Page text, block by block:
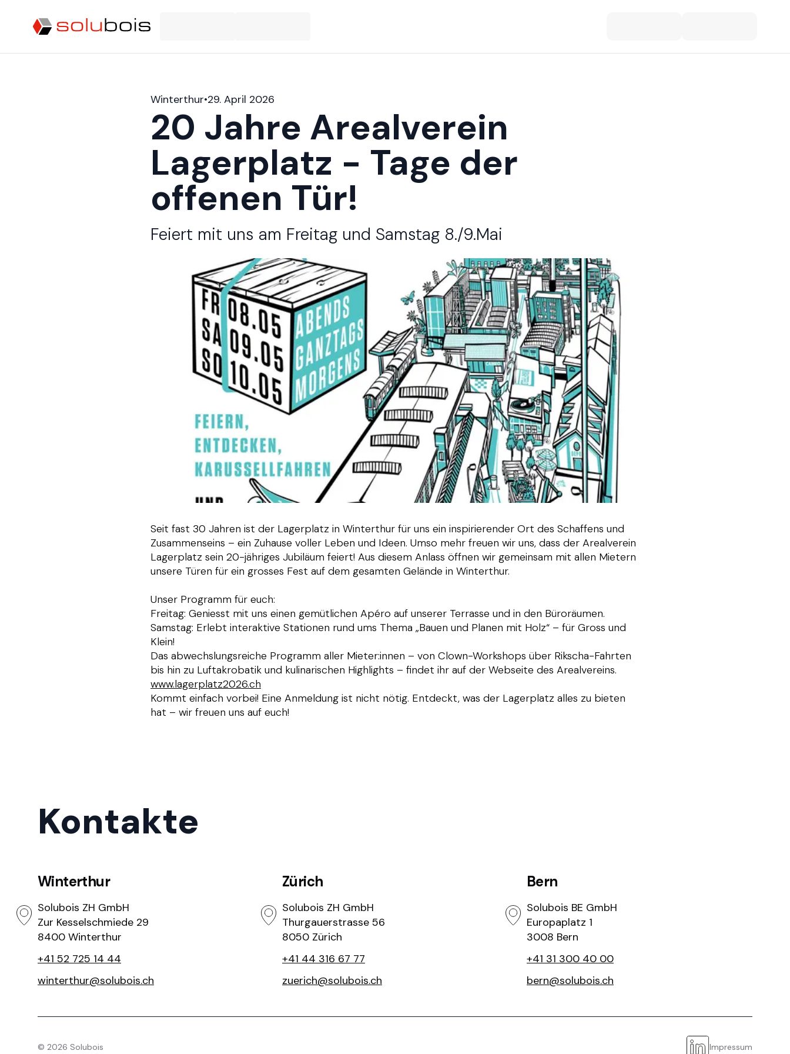
Winterthur​​​​‌ ‍ ​‍​‍‌‍ ‌ ​‍‌‍‍‌‌‍‌ ‌‍‍‌‌‍ ‍​‍​‍​ ‍‍​‍​‍‌ ​ ‌‍​‌‌‍ ‍‌‍‍‌‌ ‌​‌ ‍‌​‍ ‍‌‍‍‌‌‍ ​‍​‍​‍ ​​‍​‍‌‍‍​‌ ​‍‌‍‌‌‌‍‌‍​‍​‍​ ‍‍​‍​‍‌‍‍​‌ ‌​‌ ‌​‌ ​​​ ‍‍​‍ ​‍ ‌‍ ​‌‍ ‌‍​ ‌‍​‌‌‍ ​‌‍‍​‌‍ ‌ ​ ‌ ‌​​ ‍‍​ ​ ​ ​ ​ ​ ​ ​ ​‍ ‌‍‍‌‌‍ ‍‌ ‌​‌‍‌‌‌‍ ‍‌ ‌​​‍ ‌‍‌‌‌‍‌​‌‍‍‌‌ ‌​​‍ ‌‍ ‌‌‍ ‌‍‌​‌‍‌‌​ ‌‌ ​​‌ ​‍‌‍‌‌‌ ​ ‌‍‌‌‌‍ ‍‌ ‌​‌‍​‌‌ ‌​‌‍‍‌‌‍ ‌‍ ‍​ ‍ ‌‍‍‌‌‍‌​​ ‌​ ‍​‌‍‌‍​ ‌‍​ ​​​ ‌‍​ ‍​​ ​ ​ ​ ​‍ ‌‌‍‌‍​ ‌​​ ​‍​ ‍‌​‍ ‌​ ‌​‌‍‌‍​ ​‌​ ‌‍​‍ ‌‌‍​‍‌‍‌​​ ​‍‌‍​‌​‍ ‌​ ‌ ​ ‍​​ ​‌​ ‍​‌‍​‍​ ‌‌​ ‌​​ ​‍​ ‌​​ ​‍​ ‌​​ ‌‌​ ‍ ‌ ‌​‌ ‍‌‌ ​​‌‍‌‌​ ‌‌‍​ ‌‍ ‌‍ ‌‌ ​​‌‍​‌‌‍ ‍‌ ‍‌​ ‍ ‌ ​​‌‍​‌‌ ‌​‌‍‍​​ ‌‌‍ ​‌‍ ‌‍​ ‌‍​‌‌ ‌​‌‍‍‌‌‍ ‌‍ ‍‌ ​ ​‍‌‌​ ‌‌‌​​‍‌‌ ‌‍‍ ‌‍‌‌‌ ‍‌​‍‌‌​ ​ ‌​‌​​‍‌‌​ ​ ‌​‌​​‍‌‌​ ​‍​ ​‍‌‍‌​​ ‌‍‌‍​‌​ ‌​​ ​​‌‍​‌‌‍​‍​ ‌ ​ ​ ‌‍​‍​ ‌‌​ ‌‌​‍‌‌​ ​‍​ ​‍​‍‌‌​ ‌‌‌​‌​​‍ ‍‌‍ ‍‌‍​‌‌‍ ‌‌‍‌‌​ ‌‍​‍‌‍​‌‌ ​ ‌‍‌‌‌‌‌‌‌ ​‍‌‍ ​​ ‌‌‍‍​‌ ‌​‌ ‌​‌ ​​​‍‌‌​ ​ ‌​​‌​‍‌‌​ ​‍‌​‌‍​‍‌‌​ ​‍‌​‌‍‌‍ ​‌‍ ‌‍​ ‌‍​‌‌‍ ​‌‍‍​‌‍ ‌ ​ ‌ ‌​​‍‌‌​ ​ ‌​​‌​ ​ ​ ​ ​ ​ ​ ​ ​‍‌‍‌‍‍‌‌‍‌​​ ‌​ ‍​‌‍‌‍​ ‌‍​ ​​​ ‌‍​ ‍​​ ​ ​ ​ ​‍ ‌‌‍‌‍​ ‌​​ ​‍​ ‍‌​‍ ‌​ ‌​‌‍‌‍​ ​‌​ ‌‍​‍ ‌‌‍​‍‌‍‌​​ ​‍‌‍​‌​‍ ‌​ ‌ ​ ‍​​ ​‌​ ‍​‌‍​‍​ ‌‌​ ‌​​ ​‍​ ‌​​ ​‍​ ‌​​ ‌‌​‍‌‍‌ ‌​‌ ‍‌‌ ​​‌‍‌‌​ ‌‌‍​ ‌‍ ‌‍ ‌‌ ​​‌‍​‌‌‍ ‍‌ ‍‌​‍‌‍‌ ​​‌‍​‌‌ ‌​‌‍‍​​ ‌‌‍ ​‌‍ ‌‍​ ‌‍​‌‌ ‌​‌‍‍‌‌‍ ‌‍ ‍‌ ​ ​‍‌‌​ ‌‌‌​​‍‌‌ ‌‍‍ ‌‍‌‌‌ ‍‌​‍‌‌​ ​ ‌​‌​​‍‌‌​ ​ ‌​‌​​‍‌‌​ ​‍​ ​‍‌‍‌​​ ‌‍‌‍​‌​ ‌​​ ​​‌‍​‌‌‍​‍​ ‌ ​ ​ ‌‍​‍​ ‌‌​ ‌‌​‍‌‌​ ​‍​ ​‍​‍‌‌​ ‌‌‌​‌​​‍ ‍‌‍ ‍‌‍​‌‌‍ ‌‌‍‌‌​‍‌‍‌ ​​‌‍‌‌‌ ​‍‌ ​ ‌ ​​‌‍‌‌‌‍​ ‌ ‌​‌‍‍‌‌ ‌‍‌‍‌‌​ ‌‌ ​​‌ ‌‌‌‍​‍‌‍ ​‌‍‍‌‌ ​ ‌‍‍​‌‍‌‌‌‍‌​​‍​‍‌ ‌•29. April 2026
20 Jahre Arealverein
Lagerplatz - Tage der
offenen Tür!​​​​‌ ‍ ​‍​‍‌‍ ‌ ​‍‌‍‍‌‌‍‌ ‌‍‍‌‌‍ ‍​‍​‍​ ‍‍​‍​‍‌ ​ ‌‍​‌‌‍ ‍‌‍‍‌‌ ‌​‌ ‍‌​‍ ‍‌‍‍‌‌‍ ​‍​‍​‍ ​​‍​‍‌‍‍​‌ ​‍‌‍‌‌‌‍‌‍​‍​‍​ ‍‍​‍​‍‌‍‍​‌ ‌​‌ ‌​‌ ​​​ ‍‍​‍ ​‍ ‌‍ ​‌‍ ‌‍​ ‌‍​‌‌‍ ​‌‍‍​‌‍ ‌ ​ ‌ ‌​​ ‍‍​ ​ ​ ​ ​ ​ ​ ​ ​‍ ‌‍‍‌‌‍ ‍‌ ‌​‌‍‌‌‌‍ ‍‌ ‌​​‍ ‌‍‌‌‌‍‌​‌‍‍‌‌ ‌​​‍ ‌‍ ‌‌‍ ‌‍‌​‌‍‌‌​ ‌‌ ​​‌ ​‍‌‍‌‌‌ ​ ‌‍‌‌‌‍ ‍‌ ‌​‌‍​‌‌ ‌​‌‍‍‌‌‍ ‌‍ ‍​ ‍ ‌‍‍‌‌‍‌​​ ‌‌‍‌‍​ ​‍​ ​‍​ ​‌​ ‌​​ ‍‌​ ‌​‌‍​‍​‍ ‌‌‍‌‍‌‍‌‌​ ​ ‌‍​ ​‍ ‌​ ‌​​ ​​​ ‍‌​ ‍​​‍ ‌​ ‍‌​ ‌‍​ ​​​ ‍‌​‍ ‌​ ‌‌​ ​‍‌‍​‌​ ‌​‌‍​‌​ ‍‌‌‍​ ‌‍‌‍‌‍​ ‌‍‌‍​ ‌‌​ ​ ​ ‍ ‌ ‌​‌ ‍‌‌ ​​‌‍‌‌​ ‌‌‍ ‍‌‍‌‌‌ ‌ ‌ ​ ​ ‍ ‌ ​​‌‍​‌‌ ‌​‌‍‍​​ ‌‌ ‌​‌‍‍‌‌ ‌​‌‍ ​‌‍‌‌​‍‌‌​ ‌‌‌​​‍‌‌ ‌‍‍ ‌‍‌‌‌ ‍‌​‍‌‌​ ​ ‌​‌​​‍‌‌​ ​ ‌​‌​​‍‌‌​ ​‍​ ​‍‌‍‌​‌‍‌‌​‍‌‌​ ​‍​ ​‍​‍‌‌​ ‌‌‌​‌​​‍ ‍‌ ‌‍‌‍​‌‌‍ ​‌ ‌‌‌‍‌‌​ ‌‍​‍‌‍​‌‌ ​ ‌‍‌‌‌‌‌‌‌ ​‍‌‍ ​​ ‌‌‍‍​‌ ‌​‌ ‌​‌ ​​​‍‌‌​ ​ ‌​​‌​‍‌‌​ ​‍‌​‌‍​‍‌‌​ ​‍‌​‌‍‌‍ ​‌‍ ‌‍​ ‌‍​‌‌‍ ​‌‍‍​‌‍ ‌ ​ ‌ ‌​​‍‌‌​ ​ ‌​​‌​ ​ ​ ​ ​ ​ ​ ​ ​‍‌‍‌‍‍‌‌‍‌​​ ‌‌‍‌‍​ ​‍​ ​‍​ ​‌​ ‌​​ ‍‌​ ‌​‌‍​‍​‍ ‌‌‍‌‍‌‍‌‌​ ​ ‌‍​ ​‍ ‌​ ‌​​ ​​​ ‍‌​ ‍​​‍ ‌​ ‍‌​ ‌‍​ ​​​ ‍‌​‍ ‌​ ‌‌​ ​‍‌‍​‌​ ‌​‌‍​‌​ ‍‌‌‍​ ‌‍‌‍‌‍​ ‌‍‌‍​ ‌‌​ ​ ​‍‌‍‌ ‌​‌ ‍‌‌ ​​‌‍‌‌​ ‌‌‍ ‍‌‍‌‌‌ ‌ ‌ ​ ​‍‌‍‌ ​​‌‍​‌‌ ‌​‌‍‍​​ ‌‌ ‌​‌‍‍‌‌ ‌​‌‍ ​‌‍‌‌​‍‌‌​ ‌‌‌​​‍‌‌ ‌‍‍ ‌‍‌‌‌ ‍‌​‍‌‌​ ​ ‌​‌​​‍‌‌​ ​ ‌​‌​​‍‌‌​ ​‍​ ​‍‌‍‌​‌‍‌‌​‍‌‌​ ​‍​ ​‍​‍‌‌​ ‌‌‌​‌​​‍ ‍‌ ‌‍‌‍​‌‌‍ ​‌ ‌‌‌‍‌‌​‍‌‍‌ ​​‌‍‌‌‌ ​‍‌ ​ ‌ ​​‌‍‌‌‌‍​ ‌ ‌​‌‍‍‌‌ ‌‍‌‍‌‌​ ‌‌ ​​‌ ‌‌‌‍​‍‌‍ ​‌‍‍‌‌ ​ ‌‍‍​‌‍‌‌‌‍‌​​‍​‍‌ ‌
Feiert mit uns am Freitag und Samstag 8./9.Mai​​​​‌ ‍ ​‍​‍‌‍ ‌ ​‍‌‍‍‌‌‍‌ ‌‍‍‌‌‍ ‍​‍​‍​ ‍‍​‍​‍‌ ​ ‌‍​‌‌‍ ‍‌‍‍‌‌ ‌​‌ ‍‌​‍ ‍‌‍‍‌‌‍ ​‍​‍​‍ ​​‍​‍‌‍‍​‌ ​‍‌‍‌‌‌‍‌‍​‍​‍​ ‍‍​‍​‍‌‍‍​‌ ‌​‌ ‌​‌ ​​​ ‍‍​‍ ​‍ ‌‍ ​‌‍ ‌‍​ ‌‍​‌‌‍ ​‌‍‍​‌‍ ‌ ​ ‌ ‌​​ ‍‍​ ​ ​ ​ ​ ​ ​ ​ ​‍ ‌‍‍‌‌‍ ‍‌ ‌​‌‍‌‌‌‍ ‍‌ ‌​​‍ ‌‍‌‌‌‍‌​‌‍‍‌‌ ‌​​‍ ‌‍ ‌‌‍ ‌‍‌​‌‍‌‌​ ‌‌ ​​‌ ​‍‌‍‌‌‌ ​ ‌‍‌‌‌‍ ‍‌ ‌​‌‍​‌‌ ‌​‌‍‍‌‌‍ ‌‍ ‍​ ‍ ‌‍‍‌‌‍‌​​ ‌‌‍‌‍​ ​‍​ ​‍​ ​‌​ ‌​​ ‍‌​ ‌​‌‍​‍​‍ ‌‌‍‌‍‌‍‌‌​ ​ ‌‍​ ​‍ ‌​ ‌​​ ​​​ ‍‌​ ‍​​‍ ‌​ ‍‌​ ‌‍​ ​​​ ‍‌​‍ ‌​ ‌‌​ ​‍‌‍​‌​ ‌​‌‍​‌​ ‍‌‌‍​ ‌‍‌‍‌‍​ ‌‍‌‍​ ‌‌​ ​ ​ ‍ ‌ ‌​‌ ‍‌‌ ​​‌‍‌‌​ ‌‌‍ ‍‌‍‌‌‌ ‌ ‌ ​ ​ ‍ ‌ ​​‌‍​‌‌ ‌​‌‍‍​​ ‌‌‍‌​‌‍‌‌‌ ​ ‌‍​ ‌ ​‍‌‍‍‌‌ ​​‌ ‌​‌‍‍‌‌‍ ‌‍ ‍​‍‌‌​ ‌‌‌​​‍‌‌ ‌‍‍ ‌‍‌‌‌ ‍‌​‍‌‌​ ​ ‌​‌​​‍‌‌​ ​ ‌​‌​​‍‌‌​ ​‍​ ​‍‌‍‌​‌‍‌‌​‍‌‌​ ​‍​ ​‍​‍‌‌​ ‌‌‌​‌​​‍ ‍‌ ‌‍‌‍​‌‌‍ ​‌ ‌‌‌‍‌‌​ ‌‍​‍‌‍​‌‌ ​ ‌‍‌‌‌‌‌‌‌ ​‍‌‍ ​​ ‌‌‍‍​‌ ‌​‌ ‌​‌ ​​​‍‌‌​ ​ ‌​​‌​‍‌‌​ ​‍‌​‌‍​‍‌‌​ ​‍‌​‌‍‌‍ ​‌‍ ‌‍​ ‌‍​‌‌‍ ​‌‍‍​‌‍ ‌ ​ ‌ ‌​​‍‌‌​ ​ ‌​​‌​ ​ ​ ​ ​ ​ ​ ​ ​‍‌‍‌‍‍‌‌‍‌​​ ‌‌‍‌‍​ ​‍​ ​‍​ ​‌​ ‌​​ ‍‌​ ‌​‌‍​‍​‍ ‌‌‍‌‍‌‍‌‌​ ​ ‌‍​ ​‍ ‌​ ‌​​ ​​​ ‍‌​ ‍​​‍ ‌​ ‍‌​ ‌‍​ ​​​ ‍‌​‍ ‌​ ‌‌​ ​‍‌‍​‌​ ‌​‌‍​‌​ ‍‌‌‍​ ‌‍‌‍‌‍​ ‌‍‌‍​ ‌‌​ ​ ​‍‌‍‌ ‌​‌ ‍‌‌ ​​‌‍‌‌​ ‌‌‍ ‍‌‍‌‌‌ ‌ ‌ ​ ​‍‌‍‌ ​​‌‍​‌‌ ‌​‌‍‍​​ ‌‌‍‌​‌‍‌‌‌ ​ ‌‍​ ‌ ​‍‌‍‍‌‌ ​​‌ ‌​‌‍‍‌‌‍ ‌‍ ‍​‍‌‌​ ‌‌‌​​‍‌‌ ‌‍‍ ‌‍‌‌‌ ‍‌​‍‌‌​ ​ ‌​‌​​‍‌‌​ ​ ‌​‌​​‍‌‌​ ​‍​ ​‍‌‍‌​‌‍‌‌​‍‌‌​ ​‍​ ​‍​‍‌‌​ ‌‌‌​‌​​‍ ‍‌ ‌‍‌‍​‌‌‍ ​‌ ‌‌‌‍‌‌​‍‌‍‌ ​​‌‍‌‌‌ ​‍‌ ​ ‌ ​​‌‍‌‌‌‍​ ‌ ‌​‌‍‍‌‌ ‌‍‌‍‌‌​ ‌‌ ​​‌ ‌‌‌‍​‍‌‍ ​‌‍‍‌‌ ​ ‌‍‍​‌‍‌‌‌‍‌​​‍​‍‌ ‌
Seit fast 30 Jahren ist der Lagerplatz in Winterthur für uns ein inspirierender Ort des Schaffens und
Zusammenseins – ein Zuhause voller Leben und Ideen. Umso mehr freuen wir uns, dass der Arealverein
Lagerplatz sein 20-jähriges Jubiläum feiert! Aus diesem Anlass öffnen wir gemeinsam mit allen Mietern
unsere Türen für ein grosses Fest auf dem gesamten Gelände in Winterthur.​​​​‌ ‍ ​‍​‍‌‍ ‌ ​‍‌‍‍‌‌‍‌ ‌‍‍‌‌‍ ‍​‍​‍​ ‍‍​‍​‍‌ ​ ‌‍​‌‌‍ ‍‌‍‍‌‌ ‌​‌ ‍‌​‍ ‍‌‍‍‌‌‍ ​‍​‍​‍ ​​‍​‍‌‍‍​‌ ​‍‌‍‌‌‌‍‌‍​‍​‍​ ‍‍​‍​‍‌‍‍​‌ ‌​‌ ‌​‌ ​​​ ‍‍​‍ ​‍ ‌‍ ​‌‍ ‌‍​ ‌‍​‌‌‍ ​‌‍‍​‌‍ ‌ ​ ‌ ‌​​ ‍‍​ ​ ​ ​ ​ ​ ​ ​ ​‍ ‌‍‍‌‌‍ ‍‌ ‌​‌‍‌‌‌‍ ‍‌ ‌​​‍ ‌‍‌‌‌‍‌​‌‍‍‌‌ ‌​​‍ ‌‍ ‌‌‍ ‌‍‌​‌‍‌‌​ ‌‌ ​​‌ ​‍‌‍‌‌‌ ​ ‌‍‌‌‌‍ ‍‌ ‌​‌‍​‌‌ ‌​‌‍‍‌‌‍ ‌‍ ‍​ ‍ ‌‍‍‌‌‍‌​​ ‌‌‍‌‍​ ​‍​ ​‍​ ​‌​ ‌​​ ‍‌​ ‌​‌‍​‍​‍ ‌‌‍‌‍‌‍‌‌​ ​ ‌‍​ ​‍ ‌​ ‌​​ ​​​ ‍‌​ ‍​​‍ ‌​ ‍‌​ ‌‍​ ​​​ ‍‌​‍ ‌​ ‌‌​ ​‍‌‍​‌​ ‌​‌‍​‌​ ‍‌‌‍​ ‌‍‌‍‌‍​ ‌‍‌‍​ ‌‌​ ​ ​ ‍ ‌ ‌​‌ ‍‌‌ ​​‌‍‌‌​ ‌‌‍ ‍‌‍‌‌‌ ‌ ‌ ​ ​ ‍ ‌ ​​‌‍​‌‌ ‌​‌‍‍​​ ‌‌ ​‍‌‍‍‌‌‍​ ‌‍‍​‌‌‌​‌‍‌‌‌ ‍​‌ ‌​​‍‌‌​ ‌‌‌​​‍‌‌ ‌‍‍ ‌‍‌‌‌ ‍‌​‍‌‌​ ​ ‌​‌​​‍‌‌​ ​ ‌​‌​​‍‌‌​ ​‍​ ​‍‌‍‌​‌‍‌‌​‍‌‌​ ​‍​ ​‍​‍‌‌​ ‌‌‌​‌​​‍ ‍‌ ‌‍‌‍​‌‌‍ ​‌ ‌‌‌‍‌‌​‍‌‌​ ‌‌‌​​‍‌‌ ‌‍‍ ‌‍‌‌‌ ‍‌​‍‌‌​ ​ ‌​‌​​‍‌‌​ ​ ‌​‌​​‍‌‌​ ​‍​ ​‍​ ‌ ‌‍‌‍‌‍​ ​ ​‍​ ‍​‌‍​‌​ ‌​​ ‍​‌‍‌‍​ ‍​​ ‌‌​ ‌​​‍‌‌​ ​‍​ ​‍​‍‌‌​ ‌‌‌​‌​​‍ ‍‌‍​ ‌‍‍​‌‍‍‌‌‍ ​‌‍‌​‌ ​‍‌‍‌‌‌‍ ‍​‍‌‌​ ‌‌‌​​‍‌‌ ‌‍‍ ‌‍‌‌‌ ‍‌​‍‌‌​ ​ ‌​‌​​‍‌‌​ ​ ‌​‌​​‍‌‌​ ​‍​ ​‍​ ‌‌​ ‌‍​ ​ ‌‍‌‌​ ​​‌‍​ ‌‍‌‌‌‍‌​‌‍‌‍‌‍​ ‌‍‌​​ ​​​‍‌‌​ ​‍​ ​‍​‍‌‌​ ‌‌‌​‌​​‍ ‍‌ ‌​‌‍‌‌‌ ‍​‌ ‌​​ ‌‍​‍‌‍​‌‌ ​ ‌‍‌‌‌‌‌‌‌ ​‍‌‍ ​​ ‌‌‍‍​‌ ‌​‌ ‌​‌ ​​​‍‌‌​ ​ ‌​​‌​‍‌‌​ ​‍‌​‌‍​‍‌‌​ ​‍‌​‌‍‌‍ ​‌‍ ‌‍​ ‌‍​‌‌‍ ​‌‍‍​‌‍ ‌ ​ ‌ ‌​​‍‌‌​ ​ ‌​​‌​ ​ ​ ​ ​ ​ ​ ​ ​‍‌‍‌‍‍‌‌‍‌​​ ‌‌‍‌‍​ ​‍​ ​‍​ ​‌​ ‌​​ ‍‌​ ‌​‌‍​‍​‍ ‌‌‍‌‍‌‍‌‌​ ​ ‌‍​ ​‍ ‌​ ‌​​ ​​​ ‍‌​ ‍​​‍ ‌​ ‍‌​ ‌‍​ ​​​ ‍‌​‍ ‌​ ‌‌​ ​‍‌‍​‌​ ‌​‌‍​‌​ ‍‌‌‍​ ‌‍‌‍‌‍​ ‌‍‌‍​ ‌‌​ ​ ​‍‌‍‌ ‌​‌ ‍‌‌ ​​‌‍‌‌​ ‌‌‍ ‍‌‍‌‌‌ ‌ ‌ ​ ​‍‌‍‌ ​​‌‍​‌‌ ‌​‌‍‍​​ ‌‌ ​‍‌‍‍‌‌‍​ ‌‍‍​‌‌‌​‌‍‌‌‌ ‍​‌ ‌​​‍‌‌​ ‌‌‌​​‍‌‌ ‌‍‍ ‌‍‌‌‌ ‍‌​‍‌‌​ ​ ‌​‌​​‍‌‌​ ​ ‌​‌​​‍‌‌​ ​‍​ ​‍‌‍‌​‌‍‌‌​‍‌‌​ ​‍​ ​‍​‍‌‌​ ‌‌‌​‌​​‍ ‍‌ ‌‍‌‍​‌‌‍ ​‌ ‌‌‌‍‌‌​‍‌‌​ ‌‌‌​​‍‌‌ ‌‍‍ ‌‍‌‌‌ ‍‌​‍‌‌​ ​ ‌​‌​​‍‌‌​ ​ ‌​‌​​‍‌‌​ ​‍​ ​‍​ ‌ ‌‍‌‍‌‍​ ​ ​‍​ ‍​‌‍​‌​ ‌​​ ‍​‌‍‌‍​ ‍​​ ‌‌​ ‌​​‍‌‌​ ​‍​ ​‍​‍‌‌​ ‌‌‌​‌​​‍ ‍‌‍​ ‌‍‍​‌‍‍‌‌‍ ​‌‍‌​‌ ​‍‌‍‌‌‌‍ ‍​‍‌‌​ ‌‌‌​​‍‌‌ ‌‍‍ ‌‍‌‌‌ ‍‌​‍‌‌​ ​ ‌​‌​​‍‌‌​ ​ ‌​‌​​‍‌‌​ ​‍​ ​‍​ ‌‌​ ‌‍​ ​ ‌‍‌‌​ ​​‌‍​ ‌‍‌‌‌‍‌​‌‍‌‍‌‍​ ‌‍‌​​ ​​​‍‌‌​ ​‍​ ​‍​‍‌‌​ ‌‌‌​‌​​‍ ‍‌ ‌​‌‍‌‌‌ ‍​‌ ‌​​‍‌‍‌ ​​‌‍‌‌‌ ​‍‌ ​ ‌ ​​‌‍‌‌‌‍​ ‌ ‌​‌‍‍‌‌ ‌‍‌‍‌‌​ ‌‌ ​​‌ ‌‌‌‍​‍‌‍ ​‌‍‍‌‌ ​ ‌‍‍​‌‍‌‌‌‍‌​​‍​‍‌ ‌
Unser Programm für euch:​​​​‌ ‍ ​‍​‍‌‍ ‌ ​‍‌‍‍‌‌‍‌ ‌‍‍‌‌‍ ‍​‍​‍​ ‍‍​‍​‍‌ ​ ‌‍​‌‌‍ ‍‌‍‍‌‌ ‌​‌ ‍‌​‍ ‍‌‍‍‌‌‍ ​‍​‍​‍ ​​‍​‍‌‍‍​‌ ​‍‌‍‌‌‌‍‌‍​‍​‍​ ‍‍​‍​‍‌‍‍​‌ ‌​‌ ‌​‌ ​​​ ‍‍​‍ ​‍ ‌‍ ​‌‍ ‌‍​ ‌‍​‌‌‍ ​‌‍‍​‌‍ ‌ ​ ‌ ‌​​ ‍‍​ ​ ​ ​ ​ ​ ​ ​ ​‍ ‌‍‍‌‌‍ ‍‌ ‌​‌‍‌‌‌‍ ‍‌ ‌​​‍ ‌‍‌‌‌‍‌​‌‍‍‌‌ ‌​​‍ ‌‍ ‌‌‍ ‌‍‌​‌‍‌‌​ ‌‌ ​​‌ ​‍‌‍‌‌‌ ​ ‌‍‌‌‌‍ ‍‌ ‌​‌‍​‌‌ ‌​‌‍‍‌‌‍ ‌‍ ‍​ ‍ ‌‍‍‌‌‍‌​​ ‌‌‍‌‍​ ​‍​ ​‍​ ​‌​ ‌​​ ‍‌​ ‌​‌‍​‍​‍ ‌‌‍‌‍‌‍‌‌​ ​ ‌‍​ ​‍ ‌​ ‌​​ ​​​ ‍‌​ ‍​​‍ ‌​ ‍‌​ ‌‍​ ​​​ ‍‌​‍ ‌​ ‌‌​ ​‍‌‍​‌​ ‌​‌‍​‌​ ‍‌‌‍​ ‌‍‌‍‌‍​ ‌‍‌‍​ ‌‌​ ​ ​ ‍ ‌ ‌​‌ ‍‌‌ ​​‌‍‌‌​ ‌‌‍ ‍‌‍‌‌‌ ‌ ‌ ​ ​ ‍ ‌ ​​‌‍​‌‌ ‌​‌‍‍​​ ‌‌ ​‍‌‍‍‌‌‍​ ‌‍‍​‌‌‌​‌‍‌‌‌ ‍​‌ ‌​​‍‌‌​ ‌‌‌​​‍‌‌ ‌‍‍ ‌‍‌‌‌ ‍‌​‍‌‌​ ​ ‌​‌​​‍‌‌​ ​ ‌​‌​​‍‌‌​ ​‍​ ​‍‌‍‌​‌‍‌‌​‍‌‌​ ​‍​ ​‍​‍‌‌​ ‌‌‌​‌​​‍ ‍‌ ‌‍‌‍​‌‌‍ ​‌ ‌‌‌‍‌‌​‍‌‌​ ‌‌‌​​‍‌‌ ‌‍‍ ‌‍‌‌‌ ‍‌​‍‌‌​ ​ ‌​‌​​‍‌‌​ ​ ‌​‌​​‍‌‌​ ​‍​ ​‍​ ​‍​ ​ ‌‍​‍​ ​‍​ ‌‌​ ‍‌‌‍‌‍​ ‌​​ ​ ​ ‍‌‌‍​‍​ ​ ​‍‌‌​ ​‍​ ​‍​‍‌‌​ ‌‌‌​‌​​‍ ‍‌‍​ ‌‍‍​‌‍‍‌‌‍ ​‌‍‌​‌ ​‍‌‍‌‌‌‍ ‍​‍‌‌​ ‌‌‌​​‍‌‌ ‌‍‍ ‌‍‌‌‌ ‍‌​‍‌‌​ ​ ‌​‌​​‍‌‌​ ​ ‌​‌​​‍‌‌​ ​‍​ ​‍​ ‍‌​ ​‍‌‍​‍​ ​ ‌‍​ ​ ‌‌‌‍‌​‌‍‌‍‌‍‌‌​ ‌‌‌‍‌​​ ​ ​‍‌‌​ ​‍​ ​‍​‍‌‌​ ‌‌‌​‌​​‍ ‍‌ ‌​‌‍‌‌‌ ‍​‌ ‌​​ ‌‍​‍‌‍​‌‌ ​ ‌‍‌‌‌‌‌‌‌ ​‍‌‍ ​​ ‌‌‍‍​‌ ‌​‌ ‌​‌ ​​​‍‌‌​ ​ ‌​​‌​‍‌‌​ ​‍‌​‌‍​‍‌‌​ ​‍‌​‌‍‌‍ ​‌‍ ‌‍​ ‌‍​‌‌‍ ​‌‍‍​‌‍ ‌ ​ ‌ ‌​​‍‌‌​ ​ ‌​​‌​ ​ ​ ​ ​ ​ ​ ​ ​‍‌‍‌‍‍‌‌‍‌​​ ‌‌‍‌‍​ ​‍​ ​‍​ ​‌​ ‌​​ ‍‌​ ‌​‌‍​‍​‍ ‌‌‍‌‍‌‍‌‌​ ​ ‌‍​ ​‍ ‌​ ‌​​ ​​​ ‍‌​ ‍​​‍ ‌​ ‍‌​ ‌‍​ ​​​ ‍‌​‍ ‌​ ‌‌​ ​‍‌‍​‌​ ‌​‌‍​‌​ ‍‌‌‍​ ‌‍‌‍‌‍​ ‌‍‌‍​ ‌‌​ ​ ​‍‌‍‌ ‌​‌ ‍‌‌ ​​‌‍‌‌​ ‌‌‍ ‍‌‍‌‌‌ ‌ ‌ ​ ​‍‌‍‌ ​​‌‍​‌‌ ‌​‌‍‍​​ ‌‌ ​‍‌‍‍‌‌‍​ ‌‍‍​‌‌‌​‌‍‌‌‌ ‍​‌ ‌​​‍‌‌​ ‌‌‌​​‍‌‌ ‌‍‍ ‌‍‌‌‌ ‍‌​‍‌‌​ ​ ‌​‌​​‍‌‌​ ​ ‌​‌​​‍‌‌​ ​‍​ ​‍‌‍‌​‌‍‌‌​‍‌‌​ ​‍​ ​‍​‍‌‌​ ‌‌‌​‌​​‍ ‍‌ ‌‍‌‍​‌‌‍ ​‌ ‌‌‌‍‌‌​‍‌‌​ ‌‌‌​​‍‌‌ ‌‍‍ ‌‍‌‌‌ ‍‌​‍‌‌​ ​ ‌​‌​​‍‌‌​ ​ ‌​‌​​‍‌‌​ ​‍​ ​‍​ ​‍​ ​ ‌‍​‍​ ​‍​ ‌‌​ ‍‌‌‍‌‍​ ‌​​ ​ ​ ‍‌‌‍​‍​ ​ ​‍‌‌​ ​‍​ ​‍​‍‌‌​ ‌‌‌​‌​​‍ ‍‌‍​ ‌‍‍​‌‍‍‌‌‍ ​‌‍‌​‌ ​‍‌‍‌‌‌‍ ‍​‍‌‌​ ‌‌‌​​‍‌‌ ‌‍‍ ‌‍‌‌‌ ‍‌​‍‌‌​ ​ ‌​‌​​‍‌‌​ ​ ‌​‌​​‍‌‌​ ​‍​ ​‍​ ‍‌​ ​‍‌‍​‍​ ​ ‌‍​ ​ ‌‌‌‍‌​‌‍‌‍‌‍‌‌​ ‌‌‌‍‌​​ ​ ​‍‌‌​ ​‍​ ​‍​‍‌‌​ ‌‌‌​‌​​‍ ‍‌ ‌​‌‍‌‌‌ ‍​‌ ‌​​‍‌‍‌ ​​‌‍‌‌‌ ​‍‌ ​ ‌ ​​‌‍‌‌‌‍​ ‌ ‌​‌‍‍‌‌ ‌‍‌‍‌‌​ ‌‌ ​​‌ ‌‌‌‍​‍‌‍ ​‌‍‍‌‌ ​ ‌‍‍​‌‍‌‌‌‍‌​​‍​‍‌ ‌
Freitag: Geniesst mit uns einen gemütlichen Apéro auf unserer Terrasse und in den Büroräumen.​​​​‌ ‍ ​‍​‍‌‍ ‌ ​‍‌‍‍‌‌‍‌ ‌‍‍‌‌‍ ‍​‍​‍​ ‍‍​‍​‍‌ ​ ‌‍​‌‌‍ ‍‌‍‍‌‌ ‌​‌ ‍‌​‍ ‍‌‍‍‌‌‍ ​‍​‍​‍ ​​‍​‍‌‍‍​‌ ​‍‌‍‌‌‌‍‌‍​‍​‍​ ‍‍​‍​‍‌‍‍​‌ ‌​‌ ‌​‌ ​​​ ‍‍​‍ ​‍ ‌‍ ​‌‍ ‌‍​ ‌‍​‌‌‍ ​‌‍‍​‌‍ ‌ ​ ‌ ‌​​ ‍‍​ ​ ​ ​ ​ ​ ​ ​ ​‍ ‌‍‍‌‌‍ ‍‌ ‌​‌‍‌‌‌‍ ‍‌ ‌​​‍ ‌‍‌‌‌‍‌​‌‍‍‌‌ ‌​​‍ ‌‍ ‌‌‍ ‌‍‌​‌‍‌‌​ ‌‌ ​​‌ ​‍‌‍‌‌‌ ​ ‌‍‌‌‌‍ ‍‌ ‌​‌‍​‌‌ ‌​‌‍‍‌‌‍ ‌‍ ‍​ ‍ ‌‍‍‌‌‍‌​​ ‌‌‍‌‍​ ​‍​ ​‍​ ​‌​ ‌​​ ‍‌​ ‌​‌‍​‍​‍ ‌‌‍‌‍‌‍‌‌​ ​ ‌‍​ ​‍ ‌​ ‌​​ ​​​ ‍‌​ ‍​​‍ ‌​ ‍‌​ ‌‍​ ​​​ ‍‌​‍ ‌​ ‌‌​ ​‍‌‍​‌​ ‌​‌‍​‌​ ‍‌‌‍​ ‌‍‌‍‌‍​ ‌‍‌‍​ ‌‌​ ​ ​ ‍ ‌ ‌​‌ ‍‌‌ ​​‌‍‌‌​ ‌‌‍ ‍‌‍‌‌‌ ‌ ‌ ​ ​ ‍ ‌ ​​‌‍​‌‌ ‌​‌‍‍​​ ‌‌ ​‍‌‍‍‌‌‍​ ‌‍‍​‌‌‌​‌‍‌‌‌ ‍​‌ ‌​​‍‌‌​ ‌‌‌​​‍‌‌ ‌‍‍ ‌‍‌‌‌ ‍‌​‍‌‌​ ​ ‌​‌​​‍‌‌​ ​ ‌​‌​​‍‌‌​ ​‍​ ​‍‌‍‌​‌‍‌‌​‍‌‌​ ​‍​ ​‍​‍‌‌​ ‌‌‌​‌​​‍ ‍‌ ‌‍‌‍​‌‌‍ ​‌ ‌‌‌‍‌‌​‍‌‌​ ‌‌‌​​‍‌‌ ‌‍‍ ‌‍‌‌‌ ‍‌​‍‌‌​ ​ ‌​‌​​‍‌‌​ ​ ‌​‌​​‍‌‌​ ​‍​ ​‍​ ‌​‌‍‌​​ ​‌​ ‍‌​ ‌‍​ ​‍​ ​​​ ​ ​ ‌ ​ ​​‌‍​‍​ ‌​​‍‌‌​ ​‍​ ​‍​‍‌‌​ ‌‌‌​‌​​‍ ‍‌‍​ ‌‍‍​‌‍‍‌‌‍ ​‌‍‌​‌ ​‍‌‍‌‌‌‍ ‍​‍‌‌​ ‌‌‌​​‍‌‌ ‌‍‍ ‌‍‌‌‌ ‍‌​‍‌‌​ ​ ‌​‌​​‍‌‌​ ​ ‌​‌​​‍‌‌​ ​‍​ ​‍​ ‌ ​ ​‍​ ‌ ‌‍​‍​ ‌ ​ ​‌‌‍​ ​ ‌​​ ‌ ​ ​​‌‍​‌​ ​ ​‍‌‌​ ​‍​ ​‍​‍‌‌​ ‌‌‌​‌​​‍ ‍‌ ‌​‌‍‌‌‌ ‍​‌ ‌​​ ‌‍​‍‌‍​‌‌ ​ ‌‍‌‌‌‌‌‌‌ ​‍‌‍ ​​ ‌‌‍‍​‌ ‌​‌ ‌​‌ ​​​‍‌‌​ ​ ‌​​‌​‍‌‌​ ​‍‌​‌‍​‍‌‌​ ​‍‌​‌‍‌‍ ​‌‍ ‌‍​ ‌‍​‌‌‍ ​‌‍‍​‌‍ ‌ ​ ‌ ‌​​‍‌‌​ ​ ‌​​‌​ ​ ​ ​ ​ ​ ​ ​ ​‍‌‍‌‍‍‌‌‍‌​​ ‌‌‍‌‍​ ​‍​ ​‍​ ​‌​ ‌​​ ‍‌​ ‌​‌‍​‍​‍ ‌‌‍‌‍‌‍‌‌​ ​ ‌‍​ ​‍ ‌​ ‌​​ ​​​ ‍‌​ ‍​​‍ ‌​ ‍‌​ ‌‍​ ​​​ ‍‌​‍ ‌​ ‌‌​ ​‍‌‍​‌​ ‌​‌‍​‌​ ‍‌‌‍​ ‌‍‌‍‌‍​ ‌‍‌‍​ ‌‌​ ​ ​‍‌‍‌ ‌​‌ ‍‌‌ ​​‌‍‌‌​ ‌‌‍ ‍‌‍‌‌‌ ‌ ‌ ​ ​‍‌‍‌ ​​‌‍​‌‌ ‌​‌‍‍​​ ‌‌ ​‍‌‍‍‌‌‍​ ‌‍‍​‌‌‌​‌‍‌‌‌ ‍​‌ ‌​​‍‌‌​ ‌‌‌​​‍‌‌ ‌‍‍ ‌‍‌‌‌ ‍‌​‍‌‌​ ​ ‌​‌​​‍‌‌​ ​ ‌​‌​​‍‌‌​ ​‍​ ​‍‌‍‌​‌‍‌‌​‍‌‌​ ​‍​ ​‍​‍‌‌​ ‌‌‌​‌​​‍ ‍‌ ‌‍‌‍​‌‌‍ ​‌ ‌‌‌‍‌‌​‍‌‌​ ‌‌‌​​‍‌‌ ‌‍‍ ‌‍‌‌‌ ‍‌​‍‌‌​ ​ ‌​‌​​‍‌‌​ ​ ‌​‌​​‍‌‌​ ​‍​ ​‍​ ‌​‌‍‌​​ ​‌​ ‍‌​ ‌‍​ ​‍​ ​​​ ​ ​ ‌ ​ ​​‌‍​‍​ ‌​​‍‌‌​ ​‍​ ​‍​‍‌‌​ ‌‌‌​‌​​‍ ‍‌‍​ ‌‍‍​‌‍‍‌‌‍ ​‌‍‌​‌ ​‍‌‍‌‌‌‍ ‍​‍‌‌​ ‌‌‌​​‍‌‌ ‌‍‍ ‌‍‌‌‌ ‍‌​‍‌‌​ ​ ‌​‌​​‍‌‌​ ​ ‌​‌​​‍‌‌​ ​‍​ ​‍​ ‌ ​ ​‍​ ‌ ‌‍​‍​ ‌ ​ ​‌‌‍​ ​ ‌​​ ‌ ​ ​​‌‍​‌​ ​ ​‍‌‌​ ​‍​ ​‍​‍‌‌​ ‌‌‌​‌​​‍ ‍‌ ‌​‌‍‌‌‌ ‍​‌ ‌​​‍‌‍‌ ​​‌‍‌‌‌ ​‍‌ ​ ‌ ​​‌‍‌‌‌‍​ ‌ ‌​‌‍‍‌‌ ‌‍‌‍‌‌​ ‌‌ ​​‌ ‌‌‌‍​‍‌‍ ​‌‍‍‌‌ ​ ‌‍‍​‌‍‌‌‌‍‌​​‍​‍‌ ‌
Samstag: Erlebt interaktive Stationen rund ums Thema „Bauen und Planen mit Holz“ – für Gross und
Klein!​​​​‌ ‍ ​‍​‍‌‍ ‌ ​‍‌‍‍‌‌‍‌ ‌‍‍‌‌‍ ‍​‍​‍​ ‍‍​‍​‍‌ ​ ‌‍​‌‌‍ ‍‌‍‍‌‌ ‌​‌ ‍‌​‍ ‍‌‍‍‌‌‍ ​‍​‍​‍ ​​‍​‍‌‍‍​‌ ​‍‌‍‌‌‌‍‌‍​‍​‍​ ‍‍​‍​‍‌‍‍​‌ ‌​‌ ‌​‌ ​​​ ‍‍​‍ ​‍ ‌‍ ​‌‍ ‌‍​ ‌‍​‌‌‍ ​‌‍‍​‌‍ ‌ ​ ‌ ‌​​ ‍‍​ ​ ​ ​ ​ ​ ​ ​ ​‍ ‌‍‍‌‌‍ ‍‌ ‌​‌‍‌‌‌‍ ‍‌ ‌​​‍ ‌‍‌‌‌‍‌​‌‍‍‌‌ ‌​​‍ ‌‍ ‌‌‍ ‌‍‌​‌‍‌‌​ ‌‌ ​​‌ ​‍‌‍‌‌‌ ​ ‌‍‌‌‌‍ ‍‌ ‌​‌‍​‌‌ ‌​‌‍‍‌‌‍ ‌‍ ‍​ ‍ ‌‍‍‌‌‍‌​​ ‌‌‍‌‍​ ​‍​ ​‍​ ​‌​ ‌​​ ‍‌​ ‌​‌‍​‍​‍ ‌‌‍‌‍‌‍‌‌​ ​ ‌‍​ ​‍ ‌​ ‌​​ ​​​ ‍‌​ ‍​​‍ ‌​ ‍‌​ ‌‍​ ​​​ ‍‌​‍ ‌​ ‌‌​ ​‍‌‍​‌​ ‌​‌‍​‌​ ‍‌‌‍​ ‌‍‌‍‌‍​ ‌‍‌‍​ ‌‌​ ​ ​ ‍ ‌ ‌​‌ ‍‌‌ ​​‌‍‌‌​ ‌‌‍ ‍‌‍‌‌‌ ‌ ‌ ​ ​ ‍ ‌ ​​‌‍​‌‌ ‌​‌‍‍​​ ‌‌ ​‍‌‍‍‌‌‍​ ‌‍‍​‌‌‌​‌‍‌‌‌ ‍​‌ ‌​​‍‌‌​ ‌‌‌​​‍‌‌ ‌‍‍ ‌‍‌‌‌ ‍‌​‍‌‌​ ​ ‌​‌​​‍‌‌​ ​ ‌​‌​​‍‌‌​ ​‍​ ​‍‌‍‌​‌‍‌‌​‍‌‌​ ​‍​ ​‍​‍‌‌​ ‌‌‌​‌​​‍ ‍‌ ‌‍‌‍​‌‌‍ ​‌ ‌‌‌‍‌‌​‍‌‌​ ‌‌‌​​‍‌‌ ‌‍‍ ‌‍‌‌‌ ‍‌​‍‌‌​ ​ ‌​‌​​‍‌‌​ ​ ‌​‌​​‍‌‌​ ​‍​ ​‍​ ‌​​ ‍​​ ​‌‌‍‌‍​ ​‌​ ‍‌​ ‌‍​ ‌ ​ ​‌‌‍‌‌​ ‌‌‌‍‌‌​‍‌‌​ ​‍​ ​‍​‍‌‌​ ‌‌‌​‌​​‍ ‍‌‍​ ‌‍‍​‌‍‍‌‌‍ ​‌‍‌​‌ ​‍‌‍‌‌‌‍ ‍​‍‌‌​ ‌‌‌​​‍‌‌ ‌‍‍ ‌‍‌‌‌ ‍‌​‍‌‌​ ​ ‌​‌​​‍‌‌​ ​ ‌​‌​​‍‌‌​ ​‍​ ​‍​ ‌‍‌‍​ ​ ‌‍‌‍​‌‌‍​ ​ ​ ​ ‍​‌‍​ ​ ‌‍​ ‌‌‌‍‌​‌‍​ ​‍‌‌​ ​‍​ ​‍​‍‌‌​ ‌‌‌​‌​​‍ ‍‌ ‌​‌‍‌‌‌ ‍​‌ ‌​​ ‌‍​‍‌‍​‌‌ ​ ‌‍‌‌‌‌‌‌‌ ​‍‌‍ ​​ ‌‌‍‍​‌ ‌​‌ ‌​‌ ​​​‍‌‌​ ​ ‌​​‌​‍‌‌​ ​‍‌​‌‍​‍‌‌​ ​‍‌​‌‍‌‍ ​‌‍ ‌‍​ ‌‍​‌‌‍ ​‌‍‍​‌‍ ‌ ​ ‌ ‌​​‍‌‌​ ​ ‌​​‌​ ​ ​ ​ ​ ​ ​ ​ ​‍‌‍‌‍‍‌‌‍‌​​ ‌‌‍‌‍​ ​‍​ ​‍​ ​‌​ ‌​​ ‍‌​ ‌​‌‍​‍​‍ ‌‌‍‌‍‌‍‌‌​ ​ ‌‍​ ​‍ ‌​ ‌​​ ​​​ ‍‌​ ‍​​‍ ‌​ ‍‌​ ‌‍​ ​​​ ‍‌​‍ ‌​ ‌‌​ ​‍‌‍​‌​ ‌​‌‍​‌​ ‍‌‌‍​ ‌‍‌‍‌‍​ ‌‍‌‍​ ‌‌​ ​ ​‍‌‍‌ ‌​‌ ‍‌‌ ​​‌‍‌‌​ ‌‌‍ ‍‌‍‌‌‌ ‌ ‌ ​ ​‍‌‍‌ ​​‌‍​‌‌ ‌​‌‍‍​​ ‌‌ ​‍‌‍‍‌‌‍​ ‌‍‍​‌‌‌​‌‍‌‌‌ ‍​‌ ‌​​‍‌‌​ ‌‌‌​​‍‌‌ ‌‍‍ ‌‍‌‌‌ ‍‌​‍‌‌​ ​ ‌​‌​​‍‌‌​ ​ ‌​‌​​‍‌‌​ ​‍​ ​‍‌‍‌​‌‍‌‌​‍‌‌​ ​‍​ ​‍​‍‌‌​ ‌‌‌​‌​​‍ ‍‌ ‌‍‌‍​‌‌‍ ​‌ ‌‌‌‍‌‌​‍‌‌​ ‌‌‌​​‍‌‌ ‌‍‍ ‌‍‌‌‌ ‍‌​‍‌‌​ ​ ‌​‌​​‍‌‌​ ​ ‌​‌​​‍‌‌​ ​‍​ ​‍​ ‌​​ ‍​​ ​‌‌‍‌‍​ ​‌​ ‍‌​ ‌‍​ ‌ ​ ​‌‌‍‌‌​ ‌‌‌‍‌‌​‍‌‌​ ​‍​ ​‍​‍‌‌​ ‌‌‌​‌​​‍ ‍‌‍​ ‌‍‍​‌‍‍‌‌‍ ​‌‍‌​‌ ​‍‌‍‌‌‌‍ ‍​‍‌‌​ ‌‌‌​​‍‌‌ ‌‍‍ ‌‍‌‌‌ ‍‌​‍‌‌​ ​ ‌​‌​​‍‌‌​ ​ ‌​‌​​‍‌‌​ ​‍​ ​‍​ ‌‍‌‍​ ​ ‌‍‌‍​‌‌‍​ ​ ​ ​ ‍​‌‍​ ​ ‌‍​ ‌‌‌‍‌​‌‍​ ​‍‌‌​ ​‍​ ​‍​‍‌‌​ ‌‌‌​‌​​‍ ‍‌ ‌​‌‍‌‌‌ ‍​‌ ‌​​‍‌‍‌ ​​‌‍‌‌‌ ​‍‌ ​ ‌ ​​‌‍‌‌‌‍​ ‌ ‌​‌‍‍‌‌ ‌‍‌‍‌‌​ ‌‌ ​​‌ ‌‌‌‍​‍‌‍ ​‌‍‍‌‌ ​ ‌‍‍​‌‍‌‌‌‍‌​​‍​‍‌ ‌
Das abwechslungsreiche Programm aller Mieter:innen – von Clown-Workshops über Rikscha-Fahrten
bis hin zu Luftakrobatik und kulinarischen Highlights – findet ihr auf der Webseite des Arealvereins.​​​​‌ ‍ ​‍​‍‌‍ ‌ ​‍‌‍‍‌‌‍‌ ‌‍‍‌‌‍ ‍​‍​‍​ ‍‍​‍​‍‌ ​ ‌‍​‌‌‍ ‍‌‍‍‌‌ ‌​‌ ‍‌​‍ ‍‌‍‍‌‌‍ ​‍​‍​‍ ​​‍​‍‌‍‍​‌ ​‍‌‍‌‌‌‍‌‍​‍​‍​ ‍‍​‍​‍‌‍‍​‌ ‌​‌ ‌​‌ ​​​ ‍‍​‍ ​‍ ‌‍ ​‌‍ ‌‍​ ‌‍​‌‌‍ ​‌‍‍​‌‍ ‌ ​ ‌ ‌​​ ‍‍​ ​ ​ ​ ​ ​ ​ ​ ​‍ ‌‍‍‌‌‍ ‍‌ ‌​‌‍‌‌‌‍ ‍‌ ‌​​‍ ‌‍‌‌‌‍‌​‌‍‍‌‌ ‌​​‍ ‌‍ ‌‌‍ ‌‍‌​‌‍‌‌​ ‌‌ ​​‌ ​‍‌‍‌‌‌ ​ ‌‍‌‌‌‍ ‍‌ ‌​‌‍​‌‌ ‌​‌‍‍‌‌‍ ‌‍ ‍​ ‍ ‌‍‍‌‌‍‌​​ ‌‌‍‌‍​ ​‍​ ​‍​ ​‌​ ‌​​ ‍‌​ ‌​‌‍​‍​‍ ‌‌‍‌‍‌‍‌‌​ ​ ‌‍​ ​‍ ‌​ ‌​​ ​​​ ‍‌​ ‍​​‍ ‌​ ‍‌​ ‌‍​ ​​​ ‍‌​‍ ‌​ ‌‌​ ​‍‌‍​‌​ ‌​‌‍​‌​ ‍‌‌‍​ ‌‍‌‍‌‍​ ‌‍‌‍​ ‌‌​ ​ ​ ‍ ‌ ‌​‌ ‍‌‌ ​​‌‍‌‌​ ‌‌‍ ‍‌‍‌‌‌ ‌ ‌ ​ ​ ‍ ‌ ​​‌‍​‌‌ ‌​‌‍‍​​ ‌‌ ​‍‌‍‍‌‌‍​ ‌‍‍​‌‌‌​‌‍‌‌‌ ‍​‌ ‌​​‍‌‌​ ‌‌‌​​‍‌‌ ‌‍‍ ‌‍‌‌‌ ‍‌​‍‌‌​ ​ ‌​‌​​‍‌‌​ ​ ‌​‌​​‍‌‌​ ​‍​ ​‍‌‍‌​‌‍‌‌​‍‌‌​ ​‍​ ​‍​‍‌‌​ ‌‌‌​‌​​‍ ‍‌ ‌‍‌‍​‌‌‍ ​‌ ‌‌‌‍‌‌​‍‌‌​ ‌‌‌​​‍‌‌ ‌‍‍ ‌‍‌‌‌ ‍‌​‍‌‌​ ​ ‌​‌​​‍‌‌​ ​ ‌​‌​​‍‌‌​ ​‍​ ​‍​ ​‌‌‍‌‍‌‍​‍​ ​‍​ ​‍​ ​‌​ ​‌​ ‍‌‌‍​‍​ ‌​‌‍‌‍​ ​​​‍‌‌​ ​‍​ ​‍​‍‌‌​ ‌‌‌​‌​​‍ ‍‌‍​ ‌‍‍​‌‍‍‌‌‍ ​‌‍‌​‌ ​‍‌‍‌‌‌‍ ‍​‍‌‌​ ‌‌‌​​‍‌‌ ‌‍‍ ‌‍‌‌‌ ‍‌​‍‌‌​ ​ ‌​‌​​‍‌‌​ ​ ‌​‌​​‍‌‌​ ​‍​ ​‍‌‍​‌​ ‌‌‌‍‌​​ ​​​ ​ ‌‍‌‍‌‍​‌‌‍‌‍​ ‌‌‌‍​‍​ ‌ ​ ​‌​‍‌‌​ ​‍​ ​‍​‍‌‌​ ‌‌‌​‌​​‍ ‍‌ ‌​‌‍‌‌‌ ‍​‌ ‌​​ ‌‍​‍‌‍​‌‌ ​ ‌‍‌‌‌‌‌‌‌ ​‍‌‍ ​​ ‌‌‍‍​‌ ‌​‌ ‌​‌ ​​​‍‌‌​ ​ ‌​​‌​‍‌‌​ ​‍‌​‌‍​‍‌‌​ ​‍‌​‌‍‌‍ ​‌‍ ‌‍​ ‌‍​‌‌‍ ​‌‍‍​‌‍ ‌ ​ ‌ ‌​​‍‌‌​ ​ ‌​​‌​ ​ ​ ​ ​ ​ ​ ​ ​‍‌‍‌‍‍‌‌‍‌​​ ‌‌‍‌‍​ ​‍​ ​‍​ ​‌​ ‌​​ ‍‌​ ‌​‌‍​‍​‍ ‌‌‍‌‍‌‍‌‌​ ​ ‌‍​ ​‍ ‌​ ‌​​ ​​​ ‍‌​ ‍​​‍ ‌​ ‍‌​ ‌‍​ ​​​ ‍‌​‍ ‌​ ‌‌​ ​‍‌‍​‌​ ‌​‌‍​‌​ ‍‌‌‍​ ‌‍‌‍‌‍​ ‌‍‌‍​ ‌‌​ ​ ​‍‌‍‌ ‌​‌ ‍‌‌ ​​‌‍‌‌​ ‌‌‍ ‍‌‍‌‌‌ ‌ ‌ ​ ​‍‌‍‌ ​​‌‍​‌‌ ‌​‌‍‍​​ ‌‌ ​‍‌‍‍‌‌‍​ ‌‍‍​‌‌‌​‌‍‌‌‌ ‍​‌ ‌​​‍‌‌​ ‌‌‌​​‍‌‌ ‌‍‍ ‌‍‌‌‌ ‍‌​‍‌‌​ ​ ‌​‌​​‍‌‌​ ​ ‌​‌​​‍‌‌​ ​‍​ ​‍‌‍‌​‌‍‌‌​‍‌‌​ ​‍​ ​‍​‍‌‌​ ‌‌‌​‌​​‍ ‍‌ ‌‍‌‍​‌‌‍ ​‌ ‌‌‌‍‌‌​‍‌‌​ ‌‌‌​​‍‌‌ ‌‍‍ ‌‍‌‌‌ ‍‌​‍‌‌​ ​ ‌​‌​​‍‌‌​ ​ ‌​‌​​‍‌‌​ ​‍​ ​‍​ ​‌‌‍‌‍‌‍​‍​ ​‍​ ​‍​ ​‌​ ​‌​ ‍‌‌‍​‍​ ‌​‌‍‌‍​ ​​​‍‌‌​ ​‍​ ​‍​‍‌‌​ ‌‌‌​‌​​‍ ‍‌‍​ ‌‍‍​‌‍‍‌‌‍ ​‌‍‌​‌ ​‍‌‍‌‌‌‍ ‍​‍‌‌​ ‌‌‌​​‍‌‌ ‌‍‍ ‌‍‌‌‌ ‍‌​‍‌‌​ ​ ‌​‌​​‍‌‌​ ​ ‌​‌​​‍‌‌​ ​‍​ ​‍‌‍​‌​ ‌‌‌‍‌​​ ​​​ ​ ‌‍‌‍‌‍​‌‌‍‌‍​ ‌‌‌‍​‍​ ‌ ​ ​‌​‍‌‌​ ​‍​ ​‍​‍‌‌​ ‌‌‌​‌​​‍ ‍‌ ‌​‌‍‌‌‌ ‍​‌ ‌​​‍‌‍‌ ​​‌‍‌‌‌ ​‍‌ ​ ‌ ​​‌‍‌‌‌‍​ ‌ ‌​‌‍‍‌‌ ‌‍‌‍‌‌​ ‌‌ ​​‌ ‌‌‌‍​‍‌‍ ​‌‍‍‌‌ ​ ‌‍‍​‌‍‌‌‌‍‌​​‍​‍‌ ‌
www.lagerplatz2026.ch​​​​‌ ‍ ​‍​‍‌‍ ‌ ​‍‌‍‍‌‌‍‌ ‌‍‍‌‌‍ ‍​‍​‍​ ‍‍​‍​‍‌ ​ ‌‍​‌‌‍ ‍‌‍‍‌‌ ‌​‌ ‍‌​‍ ‍‌‍‍‌‌‍ ​‍​‍​‍ ​​‍​‍‌‍‍​‌ ​‍‌‍‌‌‌‍‌‍​‍​‍​ ‍‍​‍​‍‌‍‍​‌ ‌​‌ ‌​‌ ​​​ ‍‍​‍ ​‍ ‌‍ ​‌‍ ‌‍​ ‌‍​‌‌‍ ​‌‍‍​‌‍ ‌ ​ ‌ ‌​​ ‍‍​ ​ ​ ​ ​ ​ ​ ​ ​‍ ‌‍‍‌‌‍ ‍‌ ‌​‌‍‌‌‌‍ ‍‌ ‌​​‍ ‌‍‌‌‌‍‌​‌‍‍‌‌ ‌​​‍ ‌‍ ‌‌‍ ‌‍‌​‌‍‌‌​ ‌‌ ​​‌ ​‍‌‍‌‌‌ ​ ‌‍‌‌‌‍ ‍‌ ‌​‌‍​‌‌ ‌​‌‍‍‌‌‍ ‌‍ ‍​ ‍ ‌‍‍‌‌‍‌​​ ‌‌‍‌‍​ ​‍​ ​‍​ ​‌​ ‌​​ ‍‌​ ‌​‌‍​‍​‍ ‌‌‍‌‍‌‍‌‌​ ​ ‌‍​ ​‍ ‌​ ‌​​ ​​​ ‍‌​ ‍​​‍ ‌​ ‍‌​ ‌‍​ ​​​ ‍‌​‍ ‌​ ‌‌​ ​‍‌‍​‌​ ‌​‌‍​‌​ ‍‌‌‍​ ‌‍‌‍‌‍​ ‌‍‌‍​ ‌‌​ ​ ​ ‍ ‌ ‌​‌ ‍‌‌ ​​‌‍‌‌​ ‌‌‍ ‍‌‍‌‌‌ ‌ ‌ ​ ​ ‍ ‌ ​​‌‍​‌‌ ‌​‌‍‍​​ ‌‌ ​‍‌‍‍‌‌‍​ ‌‍‍​‌‌‌​‌‍‌‌‌ ‍​‌ ‌​​‍‌‌​ ‌‌‌​​‍‌‌ ‌‍‍ ‌‍‌‌‌ ‍‌​‍‌‌​ ​ ‌​‌​​‍‌‌​ ​ ‌​‌​​‍‌‌​ ​‍​ ​‍‌‍‌​‌‍‌‌​‍‌‌​ ​‍​ ​‍​‍‌‌​ ‌‌‌​‌​​‍ ‍‌ ‌‍‌‍​‌‌‍ ​‌ ‌‌‌‍‌‌​‍‌‌​ ‌‌‌​​‍‌‌ ‌‍‍ ‌‍‌‌‌ ‍‌​‍‌‌​ ​ ‌​‌​​‍‌‌​ ​ ‌​‌​​‍‌‌​ ​‍​ ​‍​ ‍​‌‍‌​​ ‌‍‌‍​‍‌‍‌‌‌‍‌​‌‍​‍​ ‍​‌‍​‌‌‍​ ​ ​‍‌‍‌​​‍‌‌​ ​‍​ ​‍​‍‌‌​ ‌‌‌​‌​​‍ ‍‌‍​ ‌‍‍​‌‍‍‌‌‍ ​‌‍‌​‌ ​‍‌‍‌‌‌‍ ‍​‍‌‌​ ‌‌‌​​‍‌‌ ‌‍‍ ‌‍‌‌‌ ‍‌​‍‌‌​ ​ ‌​‌​​‍‌‌​ ​ ‌​‌​​‍‌‌​ ​‍​ ​‍‌‍​‌‌‍​‌‌‍‌​‌‍​‌​ ‌‍​ ‍‌‌‍​‌​ ‌​​ ‍‌​ ‌​​ ​‍​ ​‌​‍‌‌​ ​‍​ ​‍​‍‌‌​ ‌‌‌​‌​​‍ ‍‌ ‌​‌‍‌‌‌ ‍​‌ ‌​​ ‌‍​‍‌‍​‌‌ ​ ‌‍‌‌‌‌‌‌‌ ​‍‌‍ ​​ ‌‌‍‍​‌ ‌​‌ ‌​‌ ​​​‍‌‌​ ​ ‌​​‌​‍‌‌​ ​‍‌​‌‍​‍‌‌​ ​‍‌​‌‍‌‍ ​‌‍ ‌‍​ ‌‍​‌‌‍ ​‌‍‍​‌‍ ‌ ​ ‌ ‌​​‍‌‌​ ​ ‌​​‌​ ​ ​ ​ ​ ​ ​ ​ ​‍‌‍‌‍‍‌‌‍‌​​ ‌‌‍‌‍​ ​‍​ ​‍​ ​‌​ ‌​​ ‍‌​ ‌​‌‍​‍​‍ ‌‌‍‌‍‌‍‌‌​ ​ ‌‍​ ​‍ ‌​ ‌​​ ​​​ ‍‌​ ‍​​‍ ‌​ ‍‌​ ‌‍​ ​​​ ‍‌​‍ ‌​ ‌‌​ ​‍‌‍​‌​ ‌​‌‍​‌​ ‍‌‌‍​ ‌‍‌‍‌‍​ ‌‍‌‍​ ‌‌​ ​ ​‍‌‍‌ ‌​‌ ‍‌‌ ​​‌‍‌‌​ ‌‌‍ ‍‌‍‌‌‌ ‌ ‌ ​ ​‍‌‍‌ ​​‌‍​‌‌ ‌​‌‍‍​​ ‌‌ ​‍‌‍‍‌‌‍​ ‌‍‍​‌‌‌​‌‍‌‌‌ ‍​‌ ‌​​‍‌‌​ ‌‌‌​​‍‌‌ ‌‍‍ ‌‍‌‌‌ ‍‌​‍‌‌​ ​ ‌​‌​​‍‌‌​ ​ ‌​‌​​‍‌‌​ ​‍​ ​‍‌‍‌​‌‍‌‌​‍‌‌​ ​‍​ ​‍​‍‌‌​ ‌‌‌​‌​​‍ ‍‌ ‌‍‌‍​‌‌‍ ​‌ ‌‌‌‍‌‌​‍‌‌​ ‌‌‌​​‍‌‌ ‌‍‍ ‌‍‌‌‌ ‍‌​‍‌‌​ ​ ‌​‌​​‍‌‌​ ​ ‌​‌​​‍‌‌​ ​‍​ ​‍​ ‍​‌‍‌​​ ‌‍‌‍​‍‌‍‌‌‌‍‌​‌‍​‍​ ‍​‌‍​‌‌‍​ ​ ​‍‌‍‌​​‍‌‌​ ​‍​ ​‍​‍‌‌​ ‌‌‌​‌​​‍ ‍‌‍​ ‌‍‍​‌‍‍‌‌‍ ​‌‍‌​‌ ​‍‌‍‌‌‌‍ ‍​‍‌‌​ ‌‌‌​​‍‌‌ ‌‍‍ ‌‍‌‌‌ ‍‌​‍‌‌​ ​ ‌​‌​​‍‌‌​ ​ ‌​‌​​‍‌‌​ ​‍​ ​‍‌‍​‌‌‍​‌‌‍‌​‌‍​‌​ ‌‍​ ‍‌‌‍​‌​ ‌​​ ‍‌​ ‌​​ ​‍​ ​‌​‍‌‌​ ​‍​ ​‍​‍‌‌​ ‌‌‌​‌​​‍ ‍‌ ‌​‌‍‌‌‌ ‍​‌ ‌​​‍‌‍‌ ​​‌‍‌‌‌ ​‍‌ ​ ‌ ​​‌‍‌‌‌‍​ ‌ ‌​‌‍‍‌‌ ‌‍‌‍‌‌​ ‌‌ ​​‌ ‌‌‌‍​‍‌‍ ​‌‍‍‌‌ ​ ‌‍‍​‌‍‌‌‌‍‌​​‍​‍‌ ‌
Kommt einfach vorbei! Eine Anmeldung ist nicht nötig. Entdeckt, was der Lagerplatz alles zu bieten
hat – wir freuen uns auf euch!​​​​‌ ‍ ​‍​‍‌‍ ‌ ​‍‌‍‍‌‌‍‌ ‌‍‍‌‌‍ ‍​‍​‍​ ‍‍​‍​‍‌ ​ ‌‍​‌‌‍ ‍‌‍‍‌‌ ‌​‌ ‍‌​‍ ‍‌‍‍‌‌‍ ​‍​‍​‍ ​​‍​‍‌‍‍​‌ ​‍‌‍‌‌‌‍‌‍​‍​‍​ ‍‍​‍​‍‌‍‍​‌ ‌​‌ ‌​‌ ​​​ ‍‍​‍ ​‍ ‌‍ ​‌‍ ‌‍​ ‌‍​‌‌‍ ​‌‍‍​‌‍ ‌ ​ ‌ ‌​​ ‍‍​ ​ ​ ​ ​ ​ ​ ​ ​‍ ‌‍‍‌‌‍ ‍‌ ‌​‌‍‌‌‌‍ ‍‌ ‌​​‍ ‌‍‌‌‌‍‌​‌‍‍‌‌ ‌​​‍ ‌‍ ‌‌‍ ‌‍‌​‌‍‌‌​ ‌‌ ​​‌ ​‍‌‍‌‌‌ ​ ‌‍‌‌‌‍ ‍‌ ‌​‌‍​‌‌ ‌​‌‍‍‌‌‍ ‌‍ ‍​ ‍ ‌‍‍‌‌‍‌​​ ‌‌‍‌‍​ ​‍​ ​‍​ ​‌​ ‌​​ ‍‌​ ‌​‌‍​‍​‍ ‌‌‍‌‍‌‍‌‌​ ​ ‌‍​ ​‍ ‌​ ‌​​ ​​​ ‍‌​ ‍​​‍ ‌​ ‍‌​ ‌‍​ ​​​ ‍‌​‍ ‌​ ‌‌​ ​‍‌‍​‌​ ‌​‌‍​‌​ ‍‌‌‍​ ‌‍‌‍‌‍​ ‌‍‌‍​ ‌‌​ ​ ​ ‍ ‌ ‌​‌ ‍‌‌ ​​‌‍‌‌​ ‌‌‍ ‍‌‍‌‌‌ ‌ ‌ ​ ​ ‍ ‌ ​​‌‍​‌‌ ‌​‌‍‍​​ ‌‌ ​‍‌‍‍‌‌‍​ ‌‍‍​‌‌‌​‌‍‌‌‌ ‍​‌ ‌​​‍‌‌​ ‌‌‌​​‍‌‌ ‌‍‍ ‌‍‌‌‌ ‍‌​‍‌‌​ ​ ‌​‌​​‍‌‌​ ​ ‌​‌​​‍‌‌​ ​‍​ ​‍‌‍‌​‌‍‌‌​‍‌‌​ ​‍​ ​‍​‍‌‌​ ‌‌‌​‌​​‍ ‍‌ ‌‍‌‍​‌‌‍ ​‌ ‌‌‌‍‌‌​‍‌‌​ ‌‌‌​​‍‌‌ ‌‍‍ ‌‍‌‌‌ ‍‌​‍‌‌​ ​ ‌​‌​​‍‌‌​ ​ ‌​‌​​‍‌‌​ ​‍​ ​‍​ ‍‌​ ​ ​ ​‍​ ‌​​ ‌​‌‍​‍​ ‌ ​ ‍‌‌‍‌​​ ​ ‌‍​ ​ ​​​‍‌‌​ ​‍​ ​‍​‍‌‌​ ‌‌‌​‌​​‍ ‍‌‍​ ‌‍‍​‌‍‍‌‌‍ ​‌‍‌​‌ ​‍‌‍‌‌‌‍ ‍​‍‌‌​ ‌‌‌​​‍‌‌ ‌‍‍ ‌‍‌‌‌ ‍‌​‍‌‌​ ​ ‌​‌​​‍‌‌​ ​ ‌​‌​​‍‌‌​ ​‍​ ​‍‌‍​‍​ ​‌‌‍‌‌​ ​‍​ ​‌​ ​ ​ ​ ​ ‍‌​ ​​‌‍‌‌​ ​​​ ​ ​‍‌‌​ ​‍​ ​‍​‍‌‌​ ‌‌‌​‌​​‍ ‍‌ ‌​‌‍‌‌‌ ‍​‌ ‌​​ ‌‍​‍‌‍​‌‌ ​ ‌‍‌‌‌‌‌‌‌ ​‍‌‍ ​​ ‌‌‍‍​‌ ‌​‌ ‌​‌ ​​​‍‌‌​ ​ ‌​​‌​‍‌‌​ ​‍‌​‌‍​‍‌‌​ ​‍‌​‌‍‌‍ ​‌‍ ‌‍​ ‌‍​‌‌‍ ​‌‍‍​‌‍ ‌ ​ ‌ ‌​​‍‌‌​ ​ ‌​​‌​ ​ ​ ​ ​ ​ ​ ​ ​‍‌‍‌‍‍‌‌‍‌​​ ‌‌‍‌‍​ ​‍​ ​‍​ ​‌​ ‌​​ ‍‌​ ‌​‌‍​‍​‍ ‌‌‍‌‍‌‍‌‌​ ​ ‌‍​ ​‍ ‌​ ‌​​ ​​​ ‍‌​ ‍​​‍ ‌​ ‍‌​ ‌‍​ ​​​ ‍‌​‍ ‌​ ‌‌​ ​‍‌‍​‌​ ‌​‌‍​‌​ ‍‌‌‍​ ‌‍‌‍‌‍​ ‌‍‌‍​ ‌‌​ ​ ​‍‌‍‌ ‌​‌ ‍‌‌ ​​‌‍‌‌​ ‌‌‍ ‍‌‍‌‌‌ ‌ ‌ ​ ​‍‌‍‌ ​​‌‍​‌‌ ‌​‌‍‍​​ ‌‌ ​‍‌‍‍‌‌‍​ ‌‍‍​‌‌‌​‌‍‌‌‌ ‍​‌ ‌​​‍‌‌​ ‌‌‌​​‍‌‌ ‌‍‍ ‌‍‌‌‌ ‍‌​‍‌‌​ ​ ‌​‌​​‍‌‌​ ​ ‌​‌​​‍‌‌​ ​‍​ ​‍‌‍‌​‌‍‌‌​‍‌‌​ ​‍​ ​‍​‍‌‌​ ‌‌‌​‌​​‍ ‍‌ ‌‍‌‍​‌‌‍ ​‌ ‌‌‌‍‌‌​‍‌‌​ ‌‌‌​​‍‌‌ ‌‍‍ ‌‍‌‌‌ ‍‌​‍‌‌​ ​ ‌​‌​​‍‌‌​ ​ ‌​‌​​‍‌‌​ ​‍​ ​‍​ ‍‌​ ​ ​ ​‍​ ‌​​ ‌​‌‍​‍​ ‌ ​ ‍‌‌‍‌​​ ​ ‌‍​ ​ ​​​‍‌‌​ ​‍​ ​‍​‍‌‌​ ‌‌‌​‌​​‍ ‍‌‍​ ‌‍‍​‌‍‍‌‌‍ ​‌‍‌​‌ ​‍‌‍‌‌‌‍ ‍​‍‌‌​ ‌‌‌​​‍‌‌ ‌‍‍ ‌‍‌‌‌ ‍‌​‍‌‌​ ​ ‌​‌​​‍‌‌​ ​ ‌​‌​​‍‌‌​ ​‍​ ​‍‌‍​‍​ ​‌‌‍‌‌​ ​‍​ ​‌​ ​ ​ ​ ​ ‍‌​ ​​‌‍‌‌​ ​​​ ​ ​‍‌‌​ ​‍​ ​‍​‍‌‌​ ‌‌‌​‌​​‍ ‍‌ ‌​‌‍‌‌‌ ‍​‌ ‌​​‍‌‍‌ ​​‌‍‌‌‌ ​‍‌ ​ ‌ ​​‌‍‌‌‌‍​ ‌ ‌​‌‍‍‌‌ ‌‍‌‍‌‌​ ‌‌ ​​‌ ‌‌‌‍​‍‌‍ ​‌‍‍‌‌ ​ ‌‍‍​‌‍‌‌‌‍‌​​‍​‍‌ ‌
Kontakte
Winterthur
Solubois ZH GmbH
Zur Kesselschmiede 29
8400 Winterthur
+41 52 725 14 44
winterthur@solubois.ch
Zürich
Solubois ZH GmbH
Thurgauerstrasse 56
8050 Zürich
+41 44 316 67 77
zuerich@solubois.ch
Bern
Solubois BE GmbH
Europaplatz 1
3008 Bern
+41 31 300 40 00
bern@solubois.ch
© 2026 Solubois Impressum